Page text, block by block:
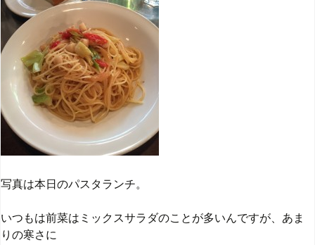
写真は本日のパスタランチ。
いつもは前菜はミックスサラダのことが多いんですが、あま
りの寒さに